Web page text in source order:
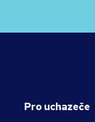
Pro uchazeče